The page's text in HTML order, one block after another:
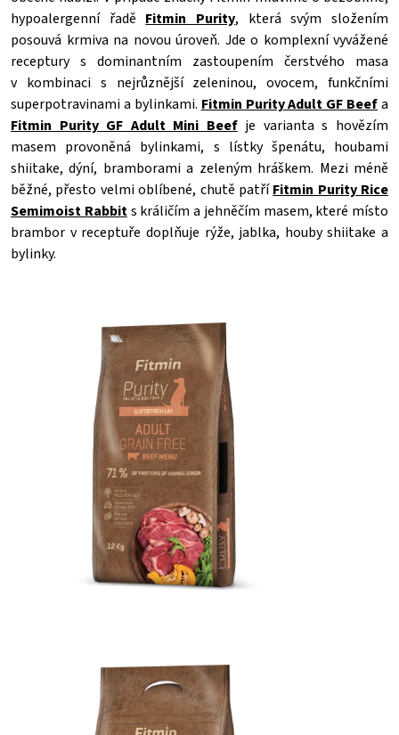
hypoalergenní řadě Fitmin Purity, která svým složením
posouvá krmiva na novou úroveň. Jde o komplexní vyvážené
receptury s dominantním zastoupením čerstvého masa
v kombinaci s nejrůznější zeleninou, ovocem, funkčními
superpotravinami a bylinkami. Fitmin Purity Adult GF Beefa
Fitmin Purity GF Adult Mini Beefje varianta s hovězím
masem provoněná bylinkami, s lístky špenátu, houbami
shiitake, dýní, bramborami a zeleným hráškem. Mezi méně
běžné, přesto velmi oblíbené, chutě patříFitmin Purity Rice
Semimoist Rabbits králičím a jehněčím masem, které místo
brambor v receptuře doplňuje rýže, jablka, houby shiitake a
bylinky.